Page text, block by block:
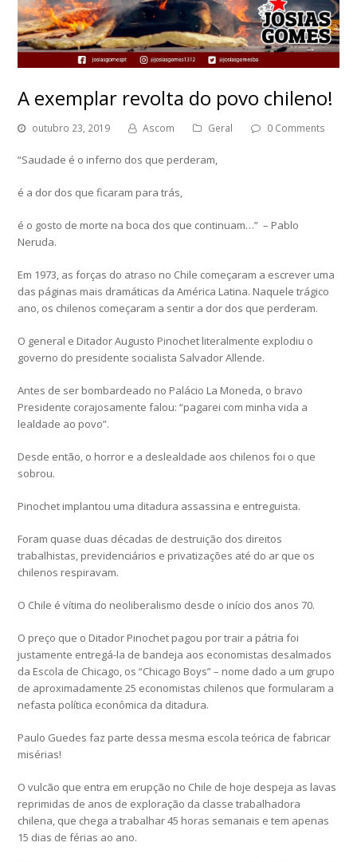
A exemplar revolta do povo chileno!
outubro 23, 2019 Ascom Geral 0 Comments
“Saudade é o inferno dos que perderam,
é a dor dos que ficaram para trás,
é o gosto de morte na boca dos que continuam…” – Pablo
Neruda.
Em 1973, as forças do atraso no Chile começaram a escrever uma
das páginas mais dramáticas da América Latina. Naquele trágico
ano, os chilenos começaram a sentir a dor dos que perderam.
O general e Ditador Augusto Pinochet literalmente explodiu o
governo do presidente socialista Salvador Allende.
Antes de ser bombardeado no Palácio La Moneda, o bravo
Presidente corajosamente falou: “pagarei com minha vida a
lealdade ao povo”.
Desde então, o horror e a deslealdade aos chilenos foi o que
sobrou.
Pinochet implantou uma ditadura assassina e entreguista.
Foram quase duas décadas de destruição dos direitos
trabalhistas, previdenciários e privatizações até do ar que os
chilenos respiravam.
O Chile é vítima do neoliberalismo desde o início dos anos 70.
O preço que o Ditador Pinochet pagou por trair a pátria foi
justamente entregá-la de bandeja aos economistas desalmados
da Escola de Chicago, os “Chicago Boys” – nome dado a um grupo
de aproximadamente 25 economistas chilenos que formularam a
nefasta política econômica da ditadura.
Paulo Guedes faz parte dessa mesma escola teórica de fabricar
misérias!
O vulcão que entra em erupção no Chile de hoje despeja as lavas
reprimidas de anos de exploração da classe trabalhadora
chilena, que chega a trabalhar 45 horas semanais e tem apenas
15 dias de férias ao ano.